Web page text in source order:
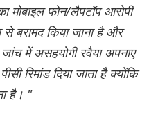
मोबाइल फोन/लैपटॉप आरोपी
बरामद किया जाना है और
में असहयोगी रवैया अपनाए
रिमांड दिया जाता है क्योंकि
है। "